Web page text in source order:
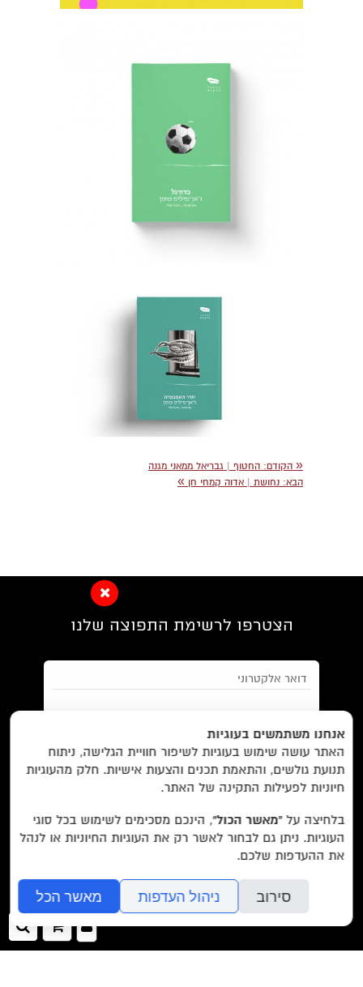
« הקודם: החטוף | גבריאל ממאני מגנה
הבא: נחושת | אדוה קמחי חן »
הצטרפו לרשימת התפוצה שלנו
מאשר/ת אתתנאי השימוש והצטרפות למאגר הלקוחות וקבלת
הודעות מאתר זה בלבד (לא ספאם)
בשליחת הטופס אתם מאשרים אתמדיניות הפרטיותשל האתר.
EN/
Foreign Rights /
מבצעים /
ביקורות/ על לוקוס/ הסדרות/
הסופרים/
צרו קשר/
עוד באתר:
לוקוס הוצאה לאור Locus Publishing House
editor@locusbooks.co.il
עיצוב האתר: יעל רוזן
לאתר
ההזמנה
שלך
אנחנו משתמשים בעוגיות
האתר עושה שימוש בעוגיות לשיפור חוויית הגלישה, ניתוח
תנועת גולשים, והתאמת תכנים והצעות אישיות. חלק מהעוגיות
חיוניות לפעילות התקינה של האתר.
בלחיצה על“מאשר הכול”, הינכם מסכימים לשימוש בכל סוגי
העוגיות. ניתן גם לבחור לאשר רק את העוגיות החיוניות או לנהל
את ההעדפות שלכם.
סירוב ניהול העדפות מאשר הכל